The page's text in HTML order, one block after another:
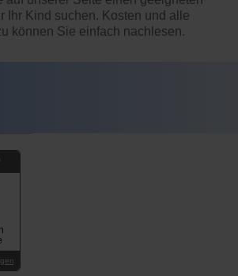
Ihr Kind suchen. Kosten und alle
können Sie einfach nachlesen.